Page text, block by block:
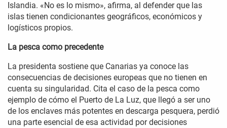
Islandia. «No es lo mismo», afirma, al defender que las
islas tienen condicionantes geográficos, económicos y
logísticos propios.
La pesca como precedente
La presidenta sostiene que Canarias ya conoce las
consecuencias de decisiones europeas que no tienen en
cuenta su singularidad. Cita el caso de la pesca como
ejemplo de cómo el Puerto de La Luz, que llegó a ser uno
de los enclaves más potentes en descarga pesquera, perdió
una parte esencial de esa actividad por decisiones